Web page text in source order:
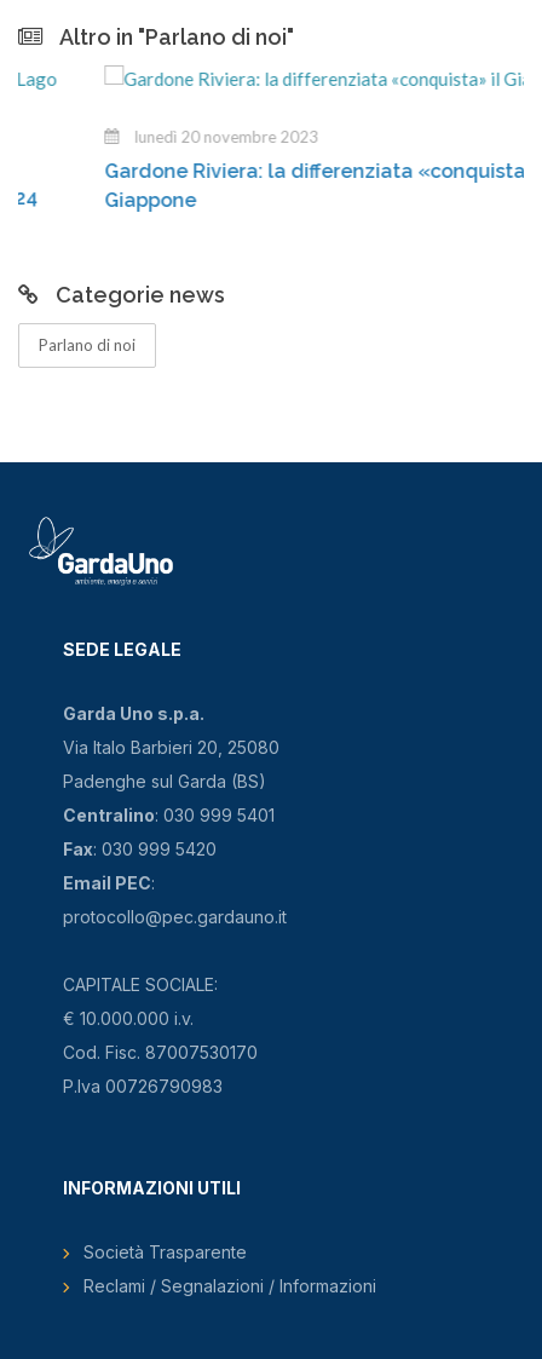
Altro in "Parlano di noi"
lunedì 20 novembre 2023
Gardone Riviera: la differenziata «conquista» il
Giappone
Categorie news
Parlano di noi
SEDE LEGALE
Garda Uno s.p.a.
Via Italo Barbieri 20, 25080
Padenghe sul Garda (BS)
Centralino: 030 999 5401
Fax: 030 999 5420
Email PEC:
protocollo@pec.gardauno.it
CAPITALE SOCIALE:
€ 10.000.000 i.v.
Cod. Fisc. 87007530170
P.Iva 00726790983
INFORMAZIONI UTILI
Società Trasparente
Reclami / Segnalazioni / Informazioni